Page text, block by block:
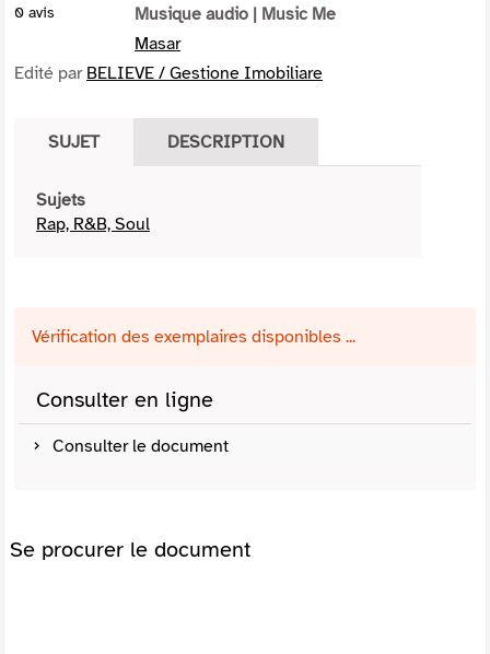
0 avis Musique audio | Music Me
Masar
Edité par BELIEVE / Gestione Imobiliare
SUJET DESCRIPTION
Sujets
Rap, R&B, Soul
Vérification des exemplaires disponibles ...
Consulter en ligne
Consulter le document
Se procurer le document